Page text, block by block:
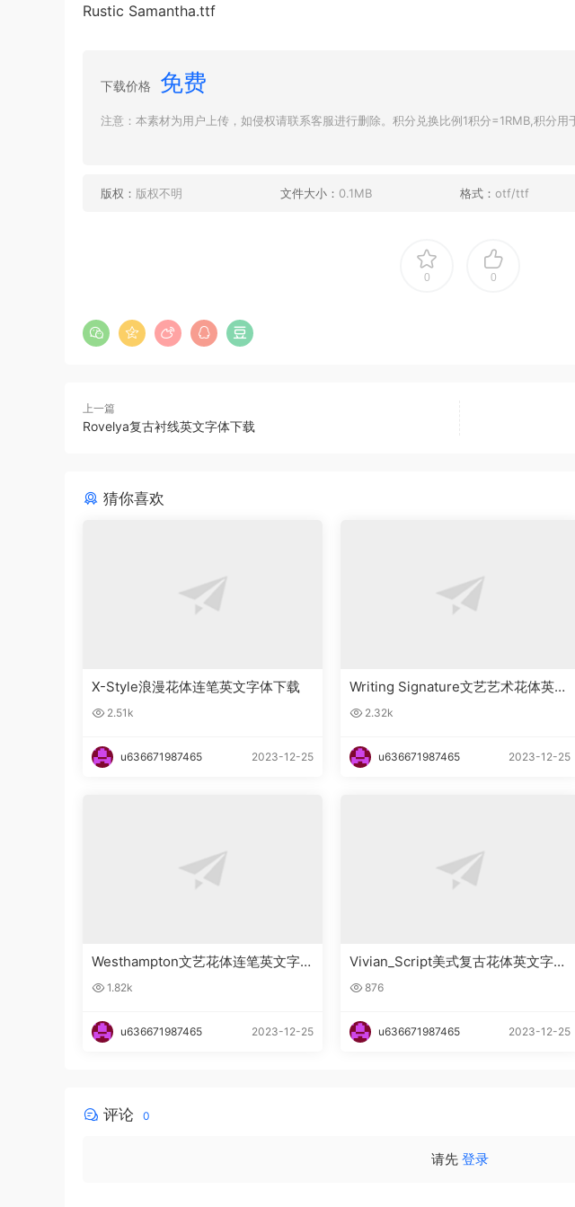
Rustic Samantha.ttf
下载价格 免费
注意：本素材为用户上传，如侵权请联系客服进行删除。积分兑换比例1积分=1RMB,积分用
版权： 版权不明 文件大小： 0.1MB 格式： otf/ttf
0 0
上一篇
Rovelya复古衬线英文字体下载
猜你喜欢
X-Style浪漫花体连笔英文字体下载
2.51k
u636671987465 2023-12-25
Writing Signature文艺艺术花体英文
字体下载
2.32k
u636671987465 2023-12-25
Westhampton文艺花体连笔英文字
体下载
1.82k
u636671987465 2023-12-25
Vivian_Script美式复古花体英文字体
下载
876
u636671987465 2023-12-25
评论 0
请先 登录